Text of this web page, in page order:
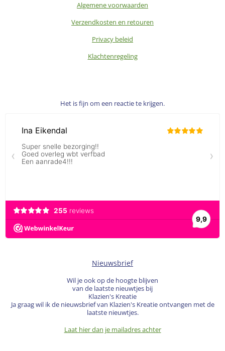
Algemene voorwaarden
Verzendkosten en retouren
Privacy beleid
Klachtenregeling
Het is fijn om een reactie te krijgen.
Nieuwsbrief
Wil je ook op de hoogte blijven
van de laatste nieuwtjes bij
Klazien's Kreatie
Ja graag wil ik de nieuwsbrief van Klazien's Kreatie ontvangen met de
laatste nieuwtjes.
Laat hier dan je mailadres achter